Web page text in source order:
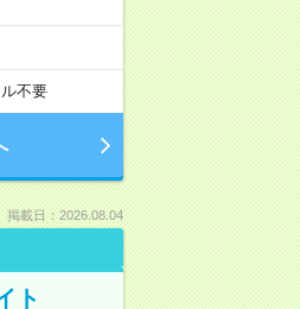
不要
掲載日：2026.08.04
ト